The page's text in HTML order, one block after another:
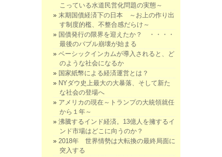
こっている水道民営化問題の実態～
末期国債経済下の日本 ～お上の作り出
す制度的檻、不整合感だらけ～
国債発行の限界を迎えたか？ ・・・・
最後のバブル崩壊が始まる
ベーシックインカムが導入されると、ど
のような社会になるか
国家紙幣による経済運営とは？
NYダウ史上最大の大暴落、そして新た
な社会の登場へ
アメリカの現在～トランプの大統領就任
から１年～
沸騰するインド経済。13億人を擁するイ
ンド市場はどこに向うのか？
2018年 世界情勢は大転換の最終局面に
突入する